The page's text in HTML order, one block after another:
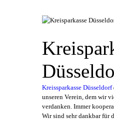
Kreissparkasse Düsseldorf
unseren Verein, dem wir
verdanken. Immer
Wir sind sehr dankbar für